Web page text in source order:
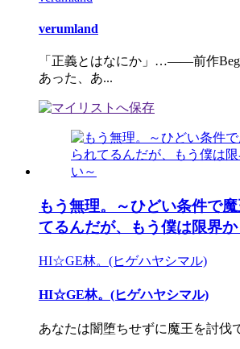
verumland
「正義とはなにか」…――前作
あった、あ...
もう無理。～ひどい条件で
てるんだが、もう僕は限界
HI☆GE林。(ヒゲハヤシマル)
HI☆GE林。(ヒゲハヤシマル)
あなたは闇堕ちせずに魔王を討伐